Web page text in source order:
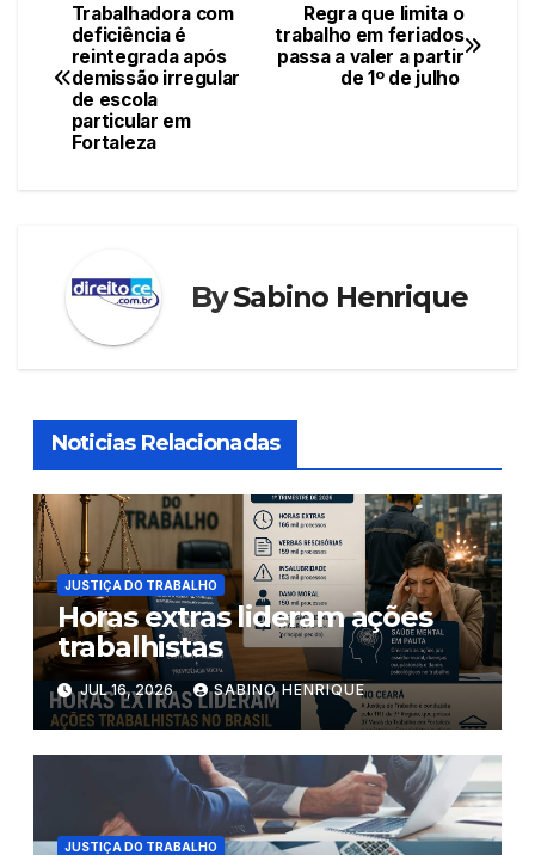
Navegação
de
Post
Regra que limita o
trabalho em feriados
passa a valer a partir
de 1º de julho
Trabalhadora com
deficiência é
reintegrada após
demissão irregular
de escola
particular em
Fortaleza
BySabino Henrique
Noticias Relacionadas
JUSTIÇA DO TRABALHO
Horas extras lideram ações
trabalhistas
JUL 16, 2026 SABINO HENRIQUE
JUSTIÇA DO TRABALHO